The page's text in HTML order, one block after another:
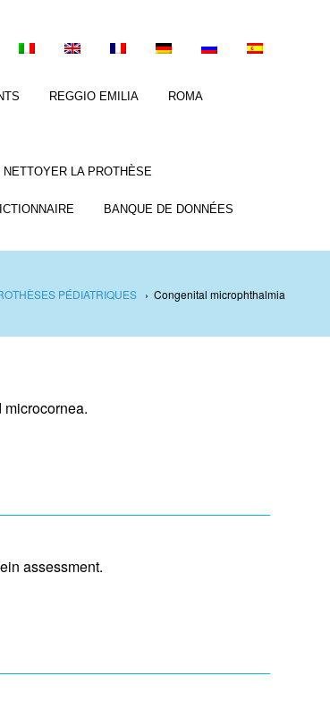
REGGIO EMILIA ROMA
LA PROTHÈSE
BANQUE DE DONNÉES
PÉDIATRIQUES› Congenital microphthalmia
assessment.